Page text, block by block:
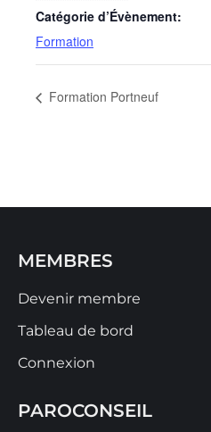
Catégorie d’Évènement:
Formation
Formation Portneuf
MEMBRES
Devenir membre
Tableau de bord
Connexion
PAROCONSEIL